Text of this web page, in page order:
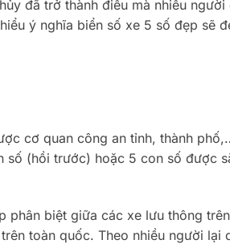
đã trở thành điều mà nhiều
ý nghĩa biển số xe 5 số đẹp sẽ
cơ quan công an tỉnh, thành
(hồi trước) hoặc 5 con số được
biệt giữa các xe lưu thông
toàn quốc. Theo nhiều người lại